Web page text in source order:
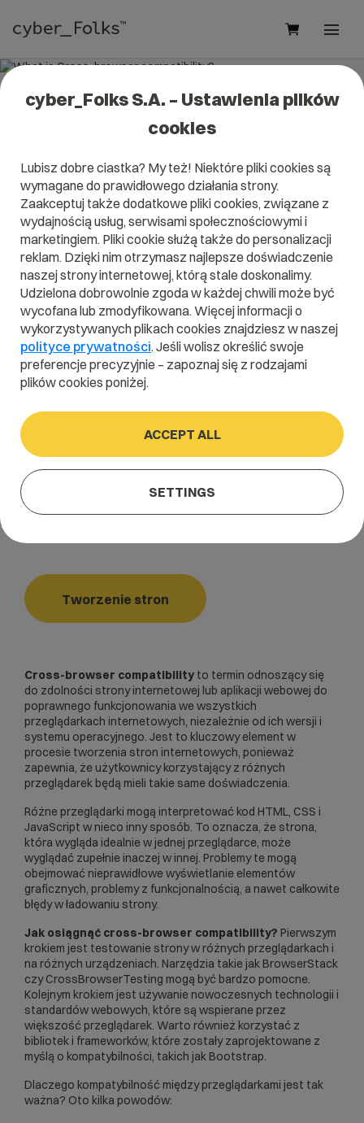
What is Cross-browser
Read what it isCross-browser compatibilityin our
dictionary.
It will help you better understand what exactly it isCross-
browser compatibilityand what is the meaning to you in
everyday use.
A B C D E F G H
J
K L M N O P Q
S
T U V
Home/Dictionary/Tworzenie stron/
Cross-browser compatibility
Tworzenie stron
Cross-browser compatibility to termin odnoszący się
do zdolności strony internetowej lub aplikacji webowej do
poprawnego funkcjonowania we wszystkich
przeglądarkach internetowych, niezależnie od ich wersji i
systemu operacyjnego. Jest to kluczowy element w
procesie tworzenia stron internetowych, ponieważ
zapewnia, że użytkownicy korzystający z różnych
przeglądarek będą mieli takie same doświadczenia.
Różne przeglądarki mogą interpretować kod HTML, CSS i
JavaScript w nieco inny sposób. To oznacza, że strona,
która wygląda idealnie w jednej przeglądarce, może
wyglądać zupełnie inaczej w innej. Problemy te mogą
obejmować nieprawidłowe wyświetlanie elementów
graficznych, problemy z funkcjonalnością, a nawet całkowite
błędy w ładowaniu strony.
Jak osiągnąć cross-browser compatibility? Pierwszym
krokiem jest testowanie strony w różnych przeglądarkach i
na różnych urządzeniach. Narzędzia takie jak BrowserStack
czy CrossBrowserTesting mogą być bardzo pomocne.
Kolejnym krokiem jest używanie nowoczesnych technologii i
standardów webowych, które są wspierane przez
większość przeglądarek. Warto również korzystać z
bibliotek i frameworków, które zostały zaprojektowane z
myślą o kompatybilności, takich jak Bootstrap.
Dlaczego kompatybilność między przeglądarkami jest tak
ważna? Oto kilka powodów:
cyber_Folks S.A. – Ustawienia plików
cookies
Lubisz dobre ciastka? My też! Niektóre pliki cookies są
wymagane do prawidłowego działania strony.
Zaakceptuj także dodatkowe pliki cookies, związane z
wydajnością usług, serwisami społecznościowymi i
marketingiem. Pliki cookie służą także do personalizacji
reklam. Dzięki nim otrzymasz najlepsze doświadczenie
naszej strony internetowej, którą stale doskonalimy.
Udzielona dobrowolnie zgoda w każdej chwili może być
wycofana lub zmodyfikowana. Więcej informacji o
wykorzystywanych plikach cookies znajdziesz w naszej
polityce prywatności. Jeśli wolisz określić swoje
preferencje precyzyjnie – zapoznaj się z rodzajami
plików cookies poniżej.
ACCEPT ALL
SETTINGS